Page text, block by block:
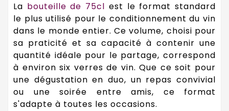
La bouteille de 75cl est le format standard
le plus utilisé pour le conditionnement du vin
dans le monde entier. Ce volume, choisi pour
sa praticité et sa capacité à contenir une
quantité idéale pour le partage, correspond
à environ six verres de vin. Que ce soit pour
une dégustation en duo, un repas convivial
ou une soirée entre amis, ce format
s'adapte à toutes les occasions.